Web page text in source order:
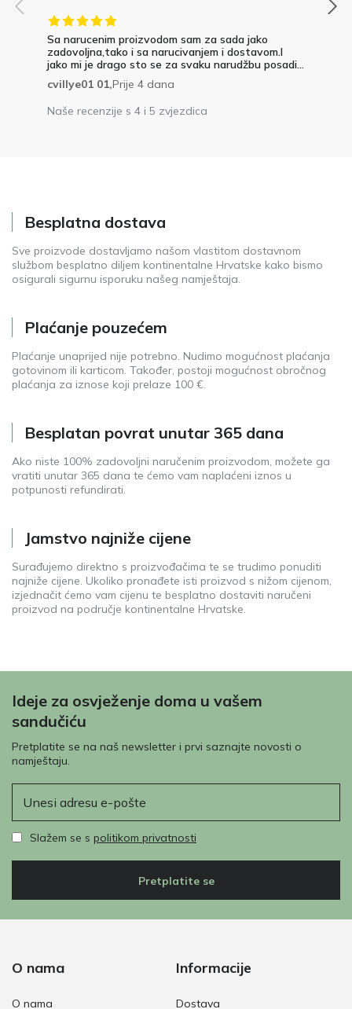
Sa narucenim proizvodom sam za sada jako
zadovoljna,tako i sa narucivanjem i dostavom.I
jako mi je drago sto se za svaku narudžbu posadi...
cvillye01 01,Prije 4 dana
Naše recenzije s 4 i 5 zvjezdica
Besplatna dostava
Sve proizvode dostavljamo našom vlastitom dostavnom
službom besplatno diljem kontinentalne Hrvatske kako bismo
osigurali sigurnu isporuku našeg namještaja.
Plaćanje pouzećem
Plaćanje unaprijed nije potrebno. Nudimo mogućnost plaćanja
gotovinom ili karticom. Također, postoji mogućnost obročnog
plaćanja za iznose koji prelaze 100 €.
Besplatan povrat unutar 365 dana
Ako niste 100% zadovoljni naručenim proizvodom, možete ga
vratiti unutar 365 dana te ćemo vam naplaćeni iznos u
potpunosti refundirati.
Jamstvo najniže cijene
Surađujemo direktno s proizvođačima te se trudimo ponuditi
najniže cijene. Ukoliko pronađete isti proizvod s nižom cijenom,
izjednačit ćemo vam cijenu te besplatno dostaviti naručeni
proizvod na područje kontinentalne Hrvatske.
Ideje za osvježenje doma u vašem
sandučiću
Pretplatite se na naš newsletter i prvi saznajte novosti o
namještaju.
Slažem se s politikom privatnosti
Pretplatite se
O nama
O nama
Informacije
Dostava